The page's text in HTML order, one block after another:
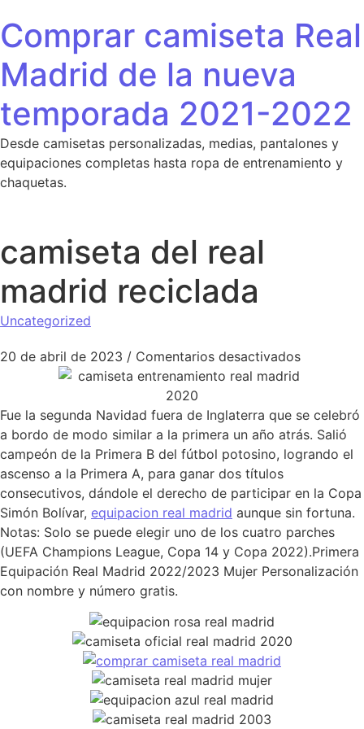
Comprar camiseta Real
Madrid de la nueva
temporada 2021-2022
Desde camisetas personalizadas, medias, pantalones y
equipaciones completas hasta ropa de entrenamiento y
chaquetas.
camiseta del real
madrid reciclada
Uncategorized
20 de abril de 2023 / Comentarios desactivadosen
Fue la segunda Navidad fuera de Inglaterra que se celebró
a bordo de modo similar a la primera un año atrás. Salió
campeón de la Primera B del fútbol potosino, logrando el
ascenso a la Primera A, para ganar dos títulos
consecutivos, dándole el derecho de participar en la Copa
Simón Bolívar, equipacion real madrid aunque sin fortuna.
Notas: Solo se puede elegir uno de los cuatro parches
(UEFA Champions League, Copa 14 y Copa 2022).Primera
Equipación Real Madrid 2022/2023 Mujer Personalización
con nombre y número gratis.